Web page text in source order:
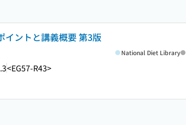
イントと講義概要 第3版
<EG57-R43>
National Diet Library